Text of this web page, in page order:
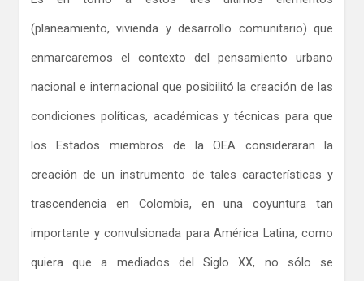
(planeamiento, vivienda y desarrollo comunitario) que
enmarcaremos el contexto del pensamiento urbano
nacional e internacional que posibilitó la creación de las
condiciones políticas, académicas y técnicas para que
los Estados miembros de la OEA consideraran la
creación de un instrumento de tales características y
trascendencia en Colombia, en una coyuntura tan
importante y convulsionada para América Latina, como
quiera que a mediados del Siglo XX, no sólo se